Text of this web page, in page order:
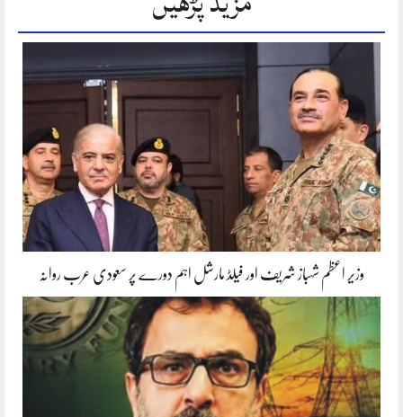
وزیر اعظم شہباز شریف اور فیلڈ مارشل اہم دورے پر سعودی عرب روانہ